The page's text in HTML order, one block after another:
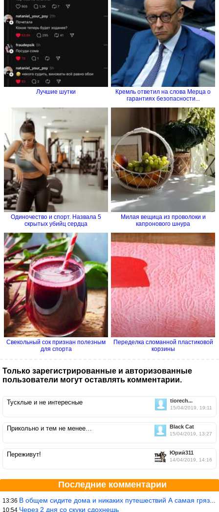
Лучшие шутки
Кремль ответил на слова Мерца о
гарантиях безопасности...
Одиночество и спорт. Назвала 5
скрытых убийц сердца
Милая вещица из проволоки и
капронового шнура
Свекольный сок признан полезным
для спорта
Переделка сломанной пластиковой
корзины
Только зарегистрированные и авторизованные
пользователи могут оставлять комментарии.
tiorech...
15/04/2019, 19:11
Тусклые и не интересные
Black Cat
15/04/2019, 13:27
Прикольно и тем не менее…
Юрий311
14/04/2019, 14:16
Переживут!
Последние комментарии
13:36 В общем сидите дома и никаких путешествий А самая грязная в от
10:54 Через 2 дня со скуки сдохнешь